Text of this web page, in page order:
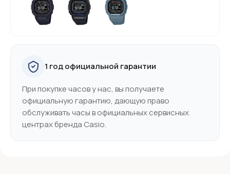
1 год официальной гарантии
При покупке часов у нас, вы получаете
официальную гарантию, дающую право
обслуживать часы в официальных сервисных
центрах бренда Casio.